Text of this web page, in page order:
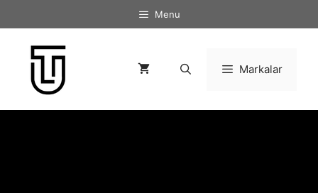
atla
Menu
Markalar